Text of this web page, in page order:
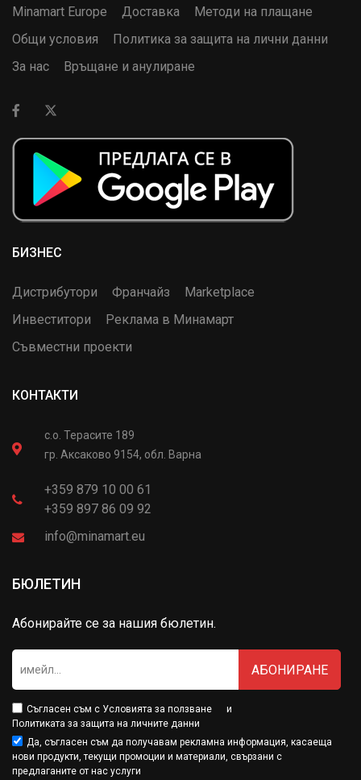
Minamart Europe Доставка
Методи на плащане
Общи условия
Политика за защита на лични данни
За нас
Връщане и анулиране
БИЗНЕС
Дистрибутори Франчайз
Marketplace
Инвеститори
Реклама в Минамарт
Съвместни проекти
КОНТАКТИ
с.о. Терасите 189
гр. Аксаково 9154, обл. Варна
+359 879 10 00 61
+359 897 86 09 92
info@minamart.eu
БЮЛЕТИН
Абонирайте се за нашия бюлетин.
АБОНИРАНЕ
Съгласен съм с Условията за ползване
и
Политиката за защита на личните данни
Да, съгласен съм да получавам рекламна информация, касаеща
нови продукти, текущи промоции и материали, свързани с
предлаганите от нас услуги